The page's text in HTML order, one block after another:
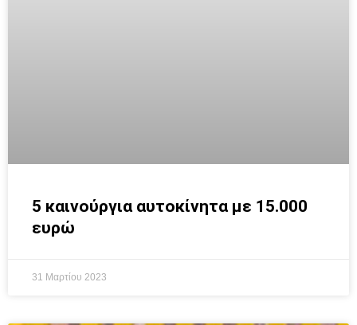
5 καινούργια αυτοκίνητα με 15.000
ευρώ
31 Μαρτίου 2023